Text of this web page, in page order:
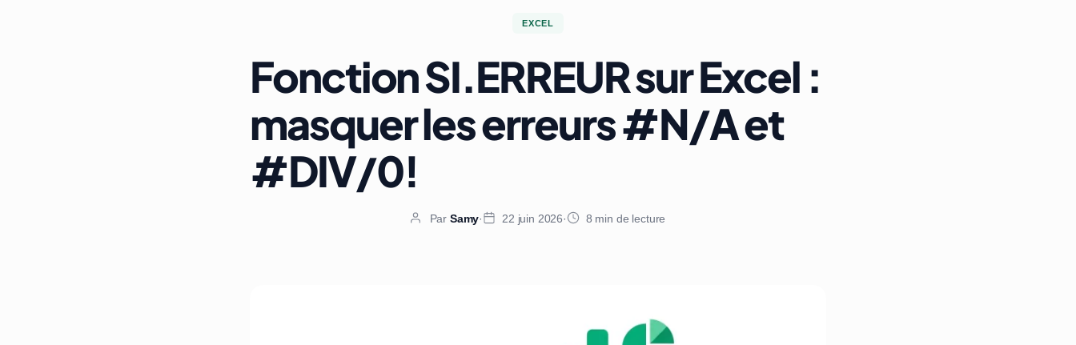
EXCEL
Fonction SI.ERREUR sur Excel :
masquer les erreurs #N/A et
#DIV/0!
Par Samy· 22 juin 2026· 8 min de lecture